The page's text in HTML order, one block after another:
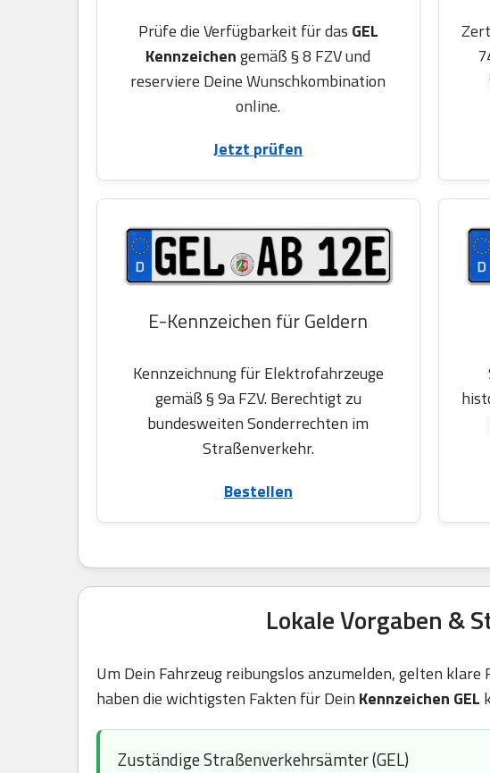
Prüfe die Verfügbarkeit für das GEL
Kennzeichengemäß § 8 FZV und
reserviere Deine Wunschkombination
online.
Jetzt prüfen
E-Kennzeichen für Geldern
Kennzeichnung für Elektrofahrzeuge
gemäß § 9a FZV. Berechtigt zu
bundesweiten Sonderrechten im
Straßenverkehr.
Bestellen
Lokale Vorgaben &
Um Dein Fahrzeug reibungslos anzumelden, gelten
haben die wichtigsten Fakten für Dein Kennzeichen GEL
Zuständige Straßenverkehrsämter (GEL)